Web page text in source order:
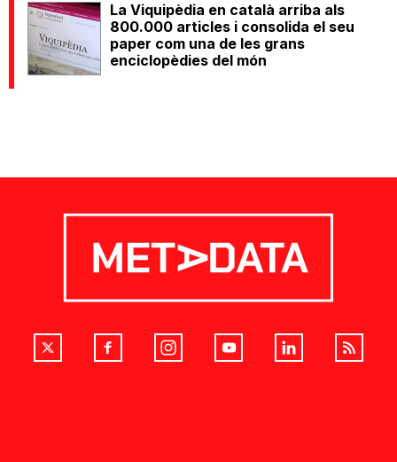
La Viquipèdia en català arriba als
800.000 articles i consolida el seu
paper com una de les grans
enciclopèdies del món